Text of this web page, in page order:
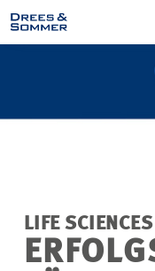
LIFE SCIENCES